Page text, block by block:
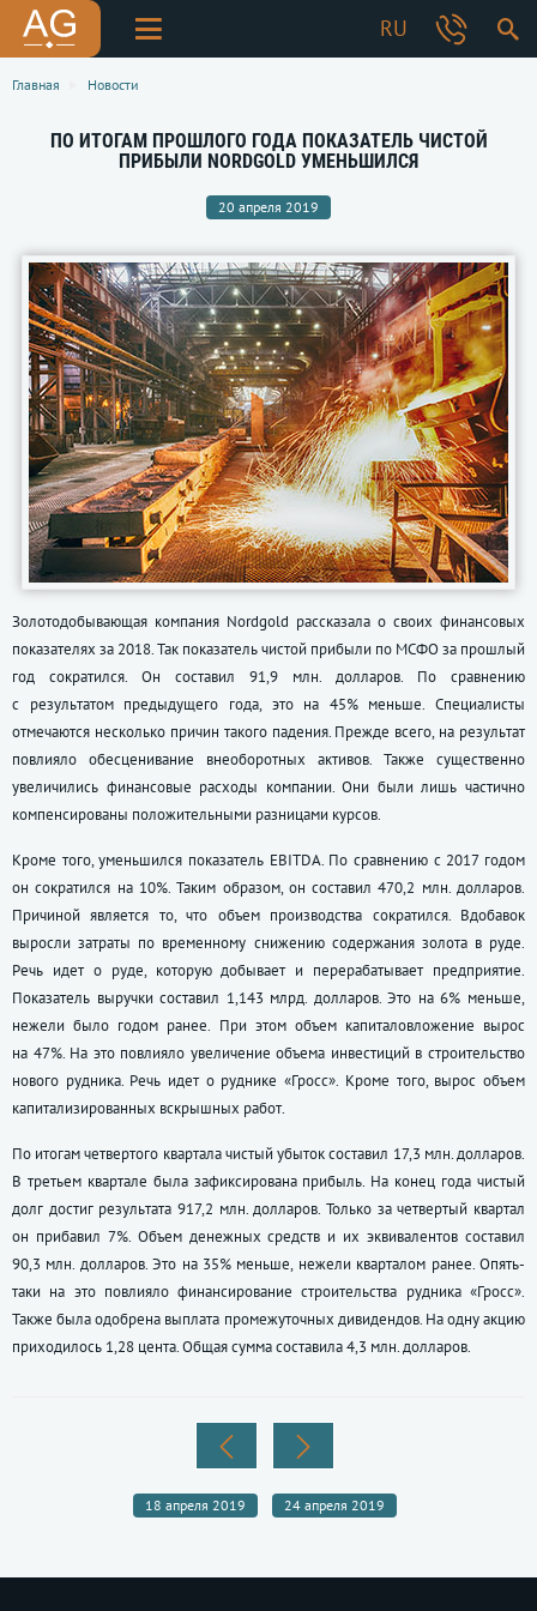
RU
Главная Новости
ПО ИТОГАМ ПРОШЛОГО ГОДА ПОКАЗАТЕЛЬ ЧИСТОЙ
ПРИБЫЛИ NORDGOLD УМЕНЬШИЛСЯ
20 апреля 2019
Золотодобывающая компания Nordgold рассказала о своих финансовых
показателях за 2018. Так показатель чистой прибыли по МСФО за прошлый
год сократился. Он составил 91,9 млн. долларов. По сравнению
с результатом предыдущего года, это на 45% меньше. Специалисты
отмечаются несколько причин такого падения. Прежде всего, на результат
повлияло обесценивание внеоборотных активов. Также существенно
увеличились финансовые расходы компании. Они были лишь частично
компенсированы положительными разницами курсов.
Кроме того, уменьшился показатель EBITDA. По сравнению с 2017 годом
он сократился на 10%. Таким образом, он составил 470,2 млн. долларов.
Причиной является то, что объем производства сократился. Вдобавок
выросли затраты по временному снижению содержания золота в руде.
Речь идет о руде, которую добывает и перерабатывает предприятие.
Показатель выручки составил 1,143 млрд. долларов. Это на 6% меньше,
нежели было годом ранее. При этом объем капиталовложение вырос
на 47%. На это повлияло увеличение объема инвестиций в строительство
нового рудника. Речь идет о руднике «Гросс». Кроме того, вырос объем
капитализированных вскрышных работ.
По итогам четвертого квартала чистый убыток составил 17,3 млн. долларов.
В третьем квартале была зафиксирована прибыль. На конец года чистый
долг достиг результата 917,2 млн. долларов. Только за четвертый квартал
он прибавил 7%. Объем денежных средств и их эквивалентов составил
90,3 млн. долларов. Это на 35% меньше, нежели кварталом ранее. Опять-
таки на это повлияло финансирование строительства рудника «Гросс».
Также была одобрена выплата промежуточных дивидендов. На одну акцию
приходилось 1,28 цента. Общая сумма составила 4,3 млн. долларов.
18 апреля 2019 24 апреля 2019